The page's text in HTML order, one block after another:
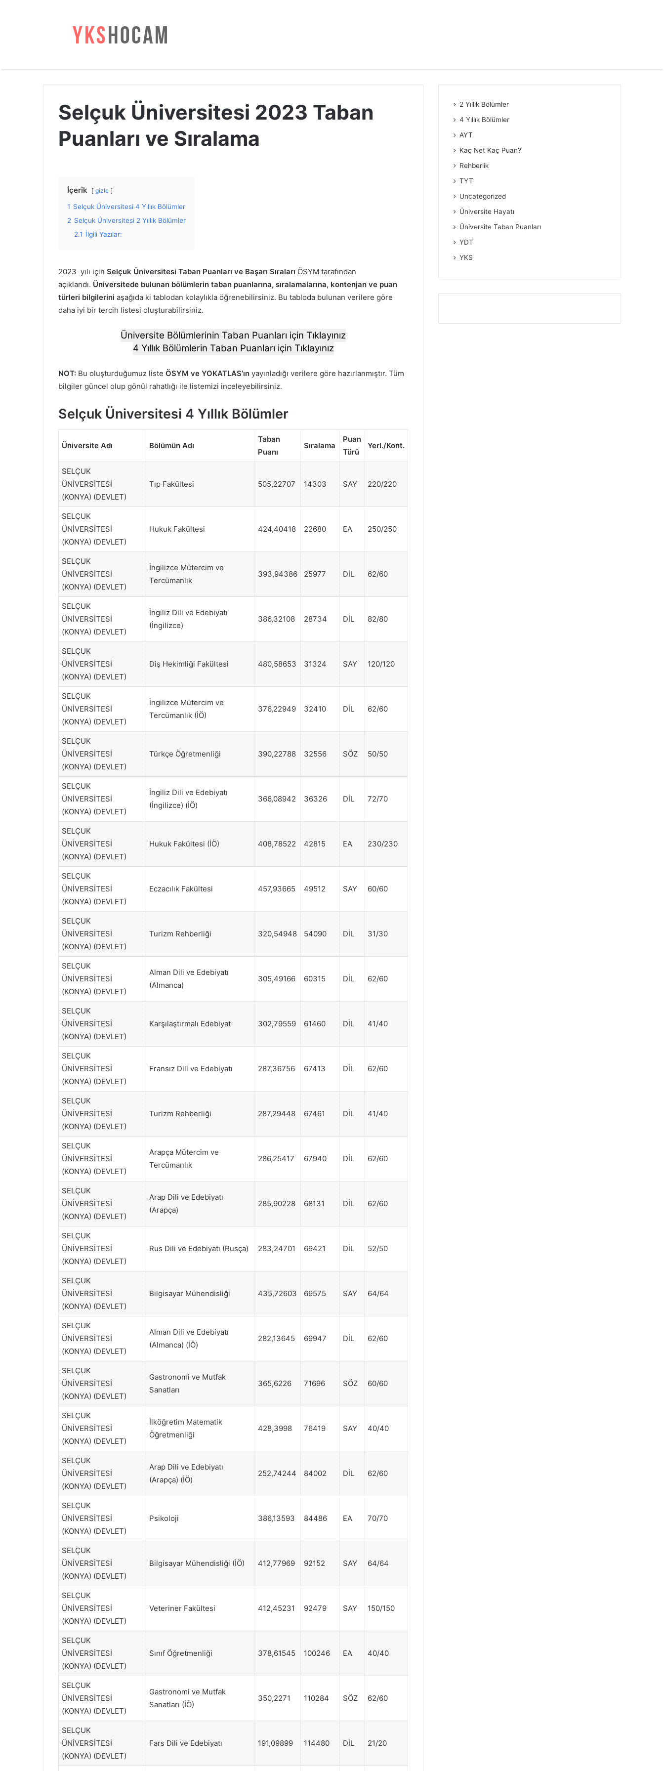
Selçuk Üniversitesi 2023 Taban
Puanları ve Sıralama
İçerik gizle
1 Selçuk Üniversitesi 4 Yıllık Bölümler
2 Selçuk Üniversitesi 2 Yıllık Bölümler
2.1 İlgili Yazılar:
2023 yılı için Selçuk Üniversitesi Taban Puanları ve Başarı Sıraları ÖSYM tarafından
açıklandı. Üniversitede bulunan bölümlerin taban puanlarına, sıralamalarına, kontenjan ve puan
türleri bilgilerini aşağıda ki tablodan kolaylıkla öğrenebilirsiniz. Bu tabloda bulunan verilere göre
daha iyi bir tercih listesi oluşturabilirsiniz.
Üniversite Bölümlerinin Taban Puanları için Tıklayınız
4 Yıllık Bölümlerin Taban Puanları için Tıklayınız
NOT: Bu oluşturduğumuz liste ÖSYM ve YOKATLAS’ın yayınladığı verilere göre hazırlanmıştır. Tüm
bilgiler güncel olup gönül rahatlığı ile listemizi inceleyebilirsiniz.
Selçuk Üniversitesi 4 Yıllık Bölümler
Üniversite Adı Bölümün Adı
Taban
Puanı
Sıralama
Puan
Türü
Yerl./Kont.
SELÇUK
ÜNİVERSİTESİ
(KONYA) (DEVLET)
Tıp Fakültesi 505,22707 14303 SAY 220/220
SELÇUK
ÜNİVERSİTESİ
(KONYA) (DEVLET)
Hukuk Fakültesi 424,40418 22680 EA 250/250
SELÇUK
ÜNİVERSİTESİ
(KONYA) (DEVLET)
İngilizce Mütercim ve
Tercümanlık
393,94386 25977 DİL 62/60
SELÇUK
ÜNİVERSİTESİ
(KONYA) (DEVLET)
İngiliz Dili ve Edebiyatı
(İngilizce)
386,32108 28734 DİL 82/80
SELÇUK
ÜNİVERSİTESİ
(KONYA) (DEVLET)
Diş Hekimliği Fakültesi 480,58653 31324 SAY 120/120
SELÇUK
ÜNİVERSİTESİ
(KONYA) (DEVLET)
İngilizce Mütercim ve
Tercümanlık (İÖ)
376,22949 32410 DİL 62/60
SELÇUK
ÜNİVERSİTESİ
(KONYA) (DEVLET)
Türkçe Öğretmenliği 390,22788 32556 SÖZ 50/50
SELÇUK
ÜNİVERSİTESİ
(KONYA) (DEVLET)
İngiliz Dili ve Edebiyatı
(İngilizce) (İÖ)
366,08942 36326 DİL 72/70
SELÇUK
ÜNİVERSİTESİ
(KONYA) (DEVLET)
Hukuk Fakültesi (İÖ) 408,78522 42815 EA 230/230
SELÇUK
ÜNİVERSİTESİ
(KONYA) (DEVLET)
Eczacılık Fakültesi 457,93665 49512 SAY 60/60
SELÇUK
ÜNİVERSİTESİ
(KONYA) (DEVLET)
Turizm Rehberliği 320,54948 54090 DİL 31/30
SELÇUK
ÜNİVERSİTESİ
(KONYA) (DEVLET)
Alman Dili ve Edebiyatı
(Almanca)
305,49166 60315 DİL 62/60
SELÇUK
ÜNİVERSİTESİ
(KONYA) (DEVLET)
Karşılaştırmalı Edebiyat 302,79559 61460 DİL 41/40
SELÇUK
ÜNİVERSİTESİ
(KONYA) (DEVLET)
Fransız Dili ve Edebiyatı 287,36756 67413 DİL 62/60
SELÇUK
ÜNİVERSİTESİ
(KONYA) (DEVLET)
Turizm Rehberliği 287,29448 67461 DİL 41/40
SELÇUK
ÜNİVERSİTESİ
(KONYA) (DEVLET)
Arapça Mütercim ve
Tercümanlık
286,25417 67940 DİL 62/60
SELÇUK
ÜNİVERSİTESİ
(KONYA) (DEVLET)
Arap Dili ve Edebiyatı
(Arapça)
285,90228 68131 DİL 62/60
SELÇUK
ÜNİVERSİTESİ
(KONYA) (DEVLET)
Rus Dili ve Edebiyatı (Rusça) 283,24701 69421 DİL 52/50
SELÇUK
ÜNİVERSİTESİ
(KONYA) (DEVLET)
Bilgisayar Mühendisliği 435,72603 69575 SAY 64/64
SELÇUK
ÜNİVERSİTESİ
(KONYA) (DEVLET)
Alman Dili ve Edebiyatı
(Almanca) (İÖ)
282,13645 69947 DİL 62/60
SELÇUK
ÜNİVERSİTESİ
(KONYA) (DEVLET)
Gastronomi ve Mutfak
Sanatları
365,6226 71696 SÖZ 60/60
SELÇUK
ÜNİVERSİTESİ
(KONYA) (DEVLET)
İlköğretim Matematik
Öğretmenliği
428,3998 76419 SAY 40/40
SELÇUK
ÜNİVERSİTESİ
(KONYA) (DEVLET)
Arap Dili ve Edebiyatı
(Arapça) (İÖ)
252,74244 84002 DİL 62/60
SELÇUK
ÜNİVERSİTESİ
(KONYA) (DEVLET)
Psikoloji 386,13593 84486 EA 70/70
SELÇUK
ÜNİVERSİTESİ
(KONYA) (DEVLET)
Bilgisayar Mühendisliği (İÖ) 412,77969 92152 SAY 64/64
SELÇUK
ÜNİVERSİTESİ
(KONYA) (DEVLET)
Veteriner Fakültesi 412,45231 92479 SAY 150/150
SELÇUK
ÜNİVERSİTESİ
(KONYA) (DEVLET)
Sınıf Öğretmenliği 378,61545 100246 EA 40/40
SELÇUK
ÜNİVERSİTESİ
(KONYA) (DEVLET)
Gastronomi ve Mutfak
Sanatları (İÖ)
350,2271 110284 SÖZ 62/60
SELÇUK
ÜNİVERSİTESİ
(KONYA) (DEVLET)
Fars Dili ve Edebiyatı 191,09899 114480 DİL 21/20
2 Yıllık Bölümler
4 Yıllık Bölümler
AYT
Kaç Net Kaç Puan?
Rehberlik
TYT
Uncategorized
Üniversite Hayatı
Üniversite Taban Puanları
YDT
YKS